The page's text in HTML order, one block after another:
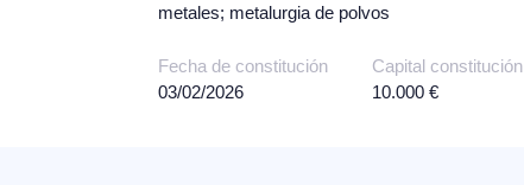
metales; metalurgia de polvos
Fecha de constitución
03/02/2026
Capital constitución
10.000 €